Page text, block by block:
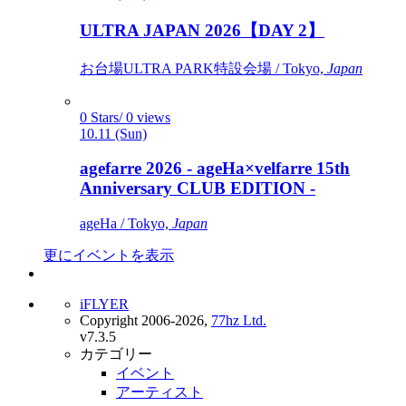
ULTRA JAPAN 2026【DAY 2】
お台場ULTRA PARK特設会場 / Tokyo, Japan
0 Stars/ 0 views
10.11 (Sun)
agefarre 2026 - ageHa×velfarre 15th
Anniversary CLUB EDITION -
ageHa / Tokyo, Japan
更にイベントを表示
iFLYER
Copyright 2006-2026, 77hz Ltd.
v7.3.5
カテゴリー
イベント
アーティスト